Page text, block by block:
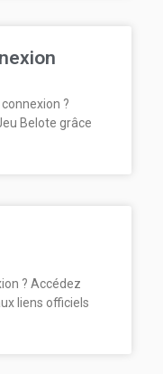
?
Belote grâce
? Accédez
liens officiels